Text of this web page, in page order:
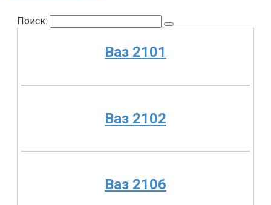
Поиск:
Ваз 2101
Ваз 2102
Ваз 2106